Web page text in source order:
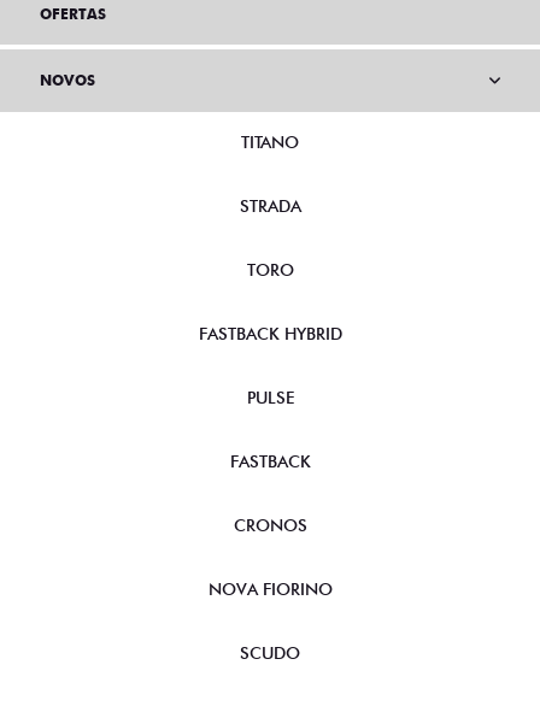
OFERTAS
NOVOS
TITANO
STRADA
TORO
FASTBACK HYBRID
PULSE
FASTBACK
CRONOS
NOVA FIORINO
SCUDO